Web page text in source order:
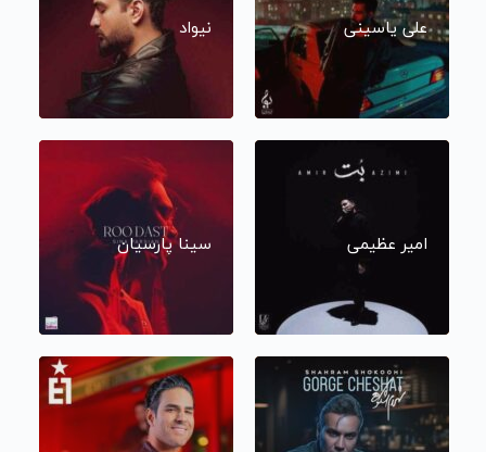
علی یاسینی نیواد
امیر عظیمی سینا پارسیان